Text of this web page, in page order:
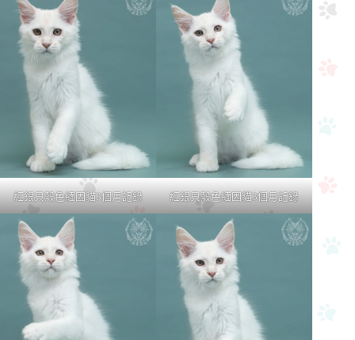
紅銀貝殼色緬因貓3個月記錄 紅銀貝殼色緬因貓3個月記錄